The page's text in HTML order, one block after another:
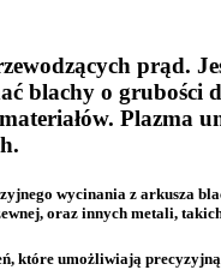
prąd.
blachy o grubości
Plazma
wycinania z arkusza
oraz innych metali,
które umożliwiają